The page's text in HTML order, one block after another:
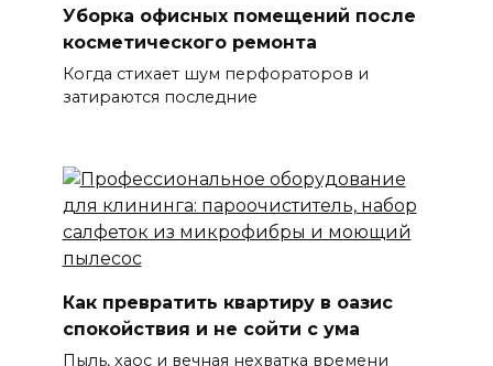
Уборка офисных помещений после
косметического ремонта
Когда стихает шум перфораторов и
затираются последние
Как превратить квартиру в оазис
спокойствия и не сойти с ума
Пыль, хаос и вечная нехватка времени